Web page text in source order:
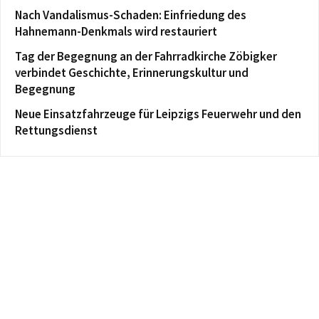
Nach Vandalismus-Schaden: Einfriedung des
Hahnemann-Denkmals wird restauriert
Tag der Begegnung an der Fahrradkirche Zöbigker
verbindet Geschichte, Erinnerungskultur und
Begegnung
Neue Einsatzfahrzeuge für Leipzigs Feuerwehr und den
Rettungsdienst